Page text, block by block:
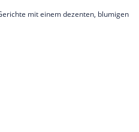
mit einem dezenten, blumigen